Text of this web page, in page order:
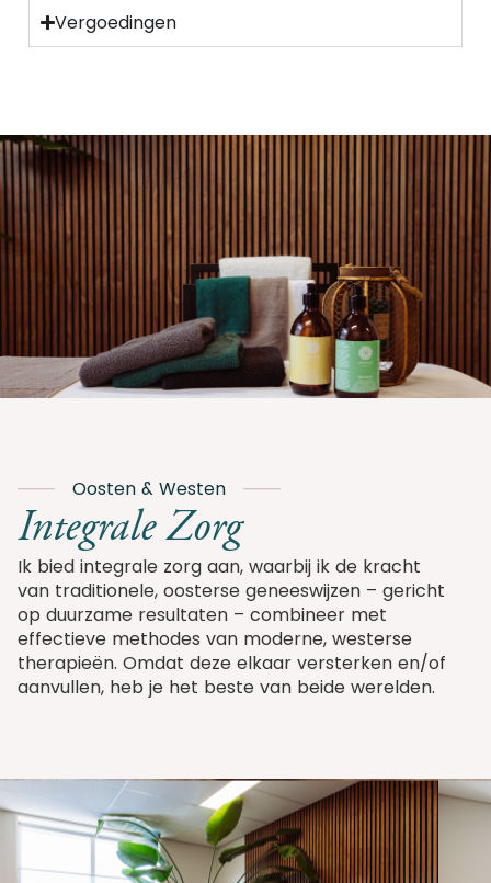
Vergoedingen
Oosten & Westen
Integrale Zorg
Ik bied integrale zorg aan, waarbij ik de kracht
van traditionele, oosterse geneeswijzen – gericht
op duurzame resultaten – combineer met
effectieve methodes van moderne, westerse
therapieën. Omdat deze elkaar versterken en/of
aanvullen, heb je het beste van beide werelden.